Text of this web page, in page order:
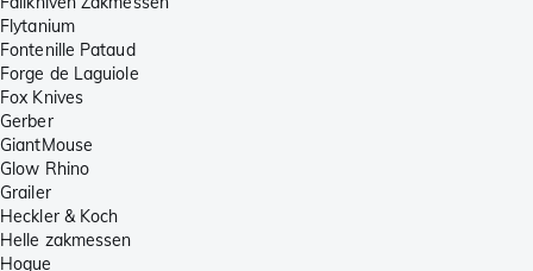
Flytanium
Fontenille Pataud
Forge de Laguiole
Fox Knives
Gerber
GiantMouse
Glow Rhino
Grailer
Heckler & Koch
Helle zakmessen
Hogue